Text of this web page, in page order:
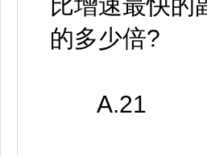
的多少倍?
A.21